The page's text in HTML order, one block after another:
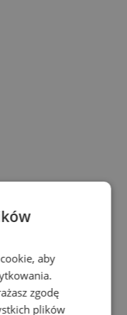
aby
zgodę
plików